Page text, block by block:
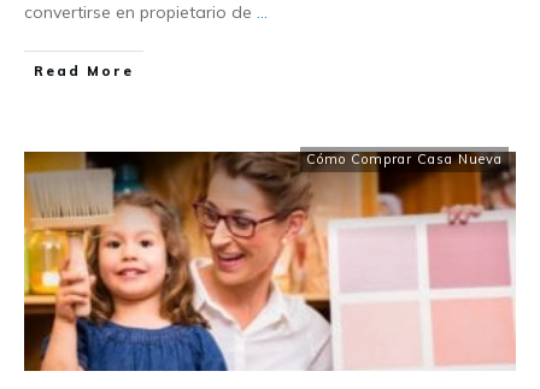
convertirse en propietario de ...
Read More
Cómo Comprar Casa Nueva